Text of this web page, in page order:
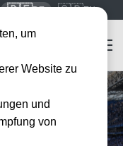
🇩🇪DE 🇬🇧EN
um
Website zu
und
von